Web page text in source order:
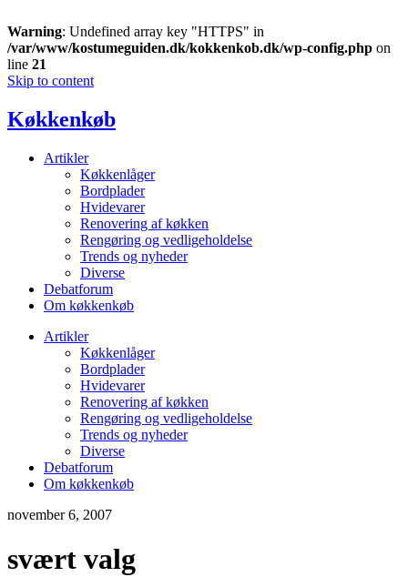
Warning: Undefined array key "HTTPS" in
/var/www/kostumeguiden.dk/kokkenkob.dk/wp-config.php on
line 21
Skip to content
Køkkenkøb
Artikler
Køkkenlåger
Bordplader
Hvidevarer
Renovering af køkken
Rengøring og vedligeholdelse
Trends og nyheder
Diverse
Debatforum
Om køkkenkøb
Artikler
Køkkenlåger
Bordplader
Hvidevarer
Renovering af køkken
Rengøring og vedligeholdelse
Trends og nyheder
Diverse
Debatforum
Om køkkenkøb
november 6, 2007
svært valg